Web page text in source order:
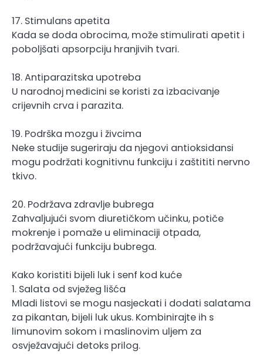
17. Stimulans apetita
Kada se doda obrocima, može stimulirati apetit i
poboljšati apsorpciju hranjivih tvari.
18. Antiparazitska upotreba
U narodnoj medicini se koristi za izbacivanje
crijevnih crva i parazita.
19. Podrška mozgu i živcima
Neke studije sugeriraju da njegovi antioksidansi
mogu podržati kognitivnu funkciju i zaštititi nervno
tkivo.
20. Podržava zdravlje bubrega
Zahvaljujući svom diuretičkom učinku, potiče
mokrenje i pomaže u eliminaciji otpada,
podržavajući funkciju bubrega.
Kako koristiti bijeli luk i senf kod kuće
1. Salata od svježeg lišća
Mladi listovi se mogu nasjeckati i dodati salatama
za pikantan, bijeli luk ukus. Kombinirajte ih s
limunovim sokom i maslinovim uljem za
osvježavajući detoks prilog.